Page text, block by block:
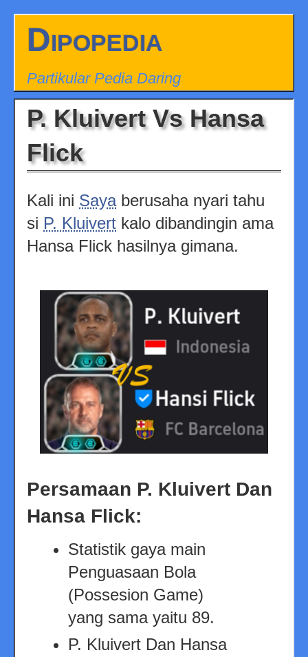
Dipopedia
Partikular Pedia Daring
P. Kluivert Vs Hansa
Flick
Kali ini Sayaberusaha nyari tahu
si P. Kluivert kalo dibandingin ama
Hansa Flick hasilnya gimana.
Persamaan P. Kluivert Dan
Hansa Flick:
Statistik gaya main
Penguasaan Bola
(Possesion Game)
yang sama yaitu 89.
P. Kluivert Dan Hansa